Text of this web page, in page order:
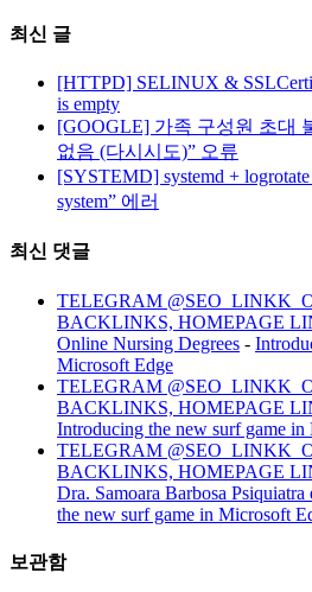
최신 글
[HTTPD] SELINUX &
is empty
[GOOGLE] 가족 구성원 초대
없음 (다시시도)” 오류
[SYSTEMD] systemd +
system” 에러
최신 댓글
TELEGRAM
BACKLINKS, HOMEPAGE
Online Nursing Degrees -
Microsoft Edge
TELEGRAM
BACKLINKS, HOMEPAGE
Introducing the new surf game
TELEGRAM
BACKLINKS, HOMEPAGE
Dra. Samoara Barbosa Psiquiatra
the new surf game in Microsoft
보관함